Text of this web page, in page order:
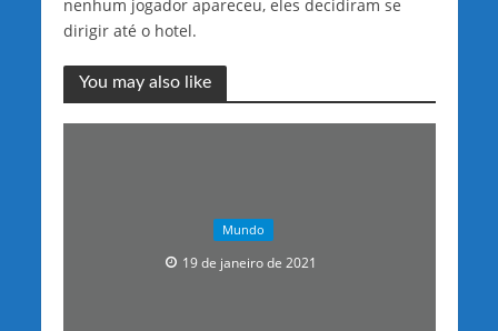
nenhum jogador apareceu, eles decidiram se
dirigir até o hotel.
You may also like
Mundo
19 de janeiro de 2021